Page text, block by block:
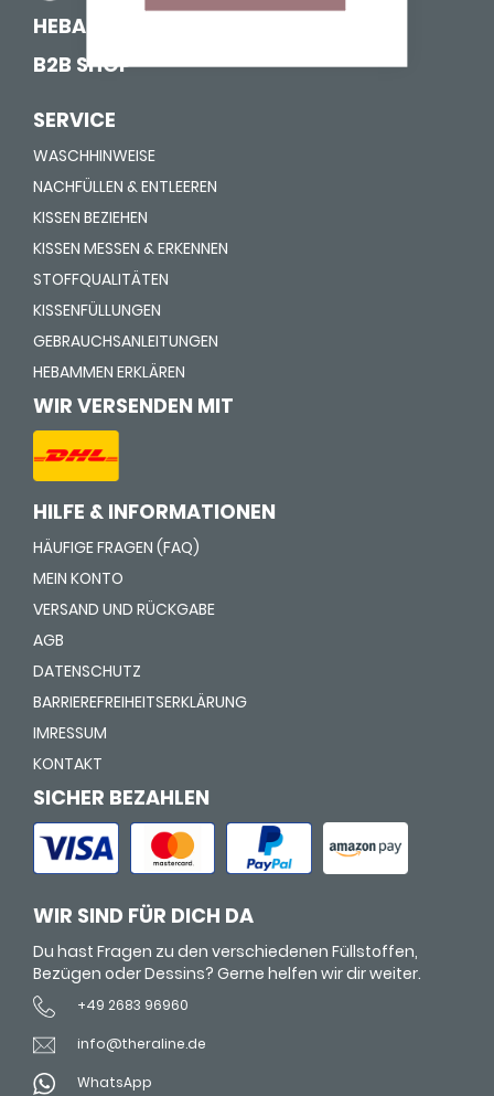
HEBAMMEN-SHOP
B2B SHOP
SERVICE
WASCHHINWEISE
NACHFÜLLEN & ENTLEEREN
KISSEN BEZIEHEN
KISSEN MESSEN & ERKENNEN
STOFFQUALITÄTEN
KISSENFÜLLUNGEN
GEBRAUCHSANLEITUNGEN
HEBAMMEN ERKLÄREN
WIR VERSENDEN MIT
HILFE & INFORMATIONEN
HÄUFIGE FRAGEN (FAQ)
MEIN KONTO
VERSAND UND RÜCKGABE
AGB
DATENSCHUTZ
BARRIEREFREIHEITSERKLÄRUNG
IMRESSUM
KONTAKT
SICHER BEZAHLEN
WIR SIND FÜR DICH DA
Du hast Fragen zu den verschiedenen Füllstoffen,
Bezügen oder Dessins? Gerne helfen wir dir weiter.
+49 2683 96960
info@theraline.de
WhatsApp